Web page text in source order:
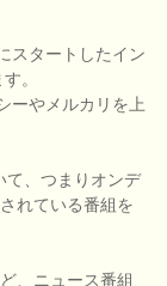
スタートしたイン
。
ーやメルカリを上
て、つまりオンデ
れている番組を
、ニュース番組